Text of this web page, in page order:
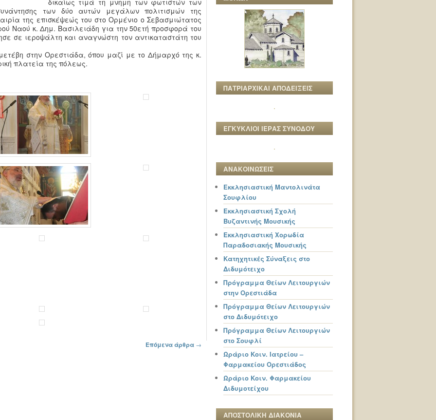
δικαίως τιμά τη μνημη των φωτιστών των
των δύο αυτών μεγάλων πολιτισμών της
της επισκέψεώς του στο Ορμένιο ο Σεβασμιώτατος
Ναού κ. Δημ. Βασιλειάδη για την 50ετή προσφορά του
σε ιεροψάλτη και αναγνώστη τον αντικαταστάτη του
στην Ορεστιάδα, όπου μαζί με το Δήμαρχό της κ.
πλατεία της πόλεως.
Επόμενα άρθρα →
ΠΑΤΡΙΑΡΧΙΚΑΙ ΑΠΟΔΕΙΞΕΙΣ
ΕΓΚΥΚΛΙΟΙ ΙΕΡΑΣ ΣΥΝΟΔΟΥ
ΑΝΑΚΟΙΝΩΣΕΙΣ
Εκκλησιαστική Μαντολινάτα
Σουφλίου
Εκκλησιαστική Σχολή
Βυζαντινής Μουσικής
Εκκλησιαστική Χορωδία
Παραδοσιακής Μουσικής
Κατηχητικές Σύναξεις στο
Διδυμότειχο
Πρόγραμμα Θείων Λειτουργιών
στην Ορεστιάδα
Πρόγραμμα Θείων Λειτουργιών
στο Διδυμότειχο
Πρόγραμμα Θείων Λειτουργιών
στο Σουφλί
Ωράριο Κοιν. Ιατρείου –
Φαρμακείου Ορεστιάδος
Ωράριο Κοιν. Φαρμακείου
Διδυμοτείχου
ΑΠΟΣΤΟΛΙΚΗ ΔΙΑΚΟΝΙΑ